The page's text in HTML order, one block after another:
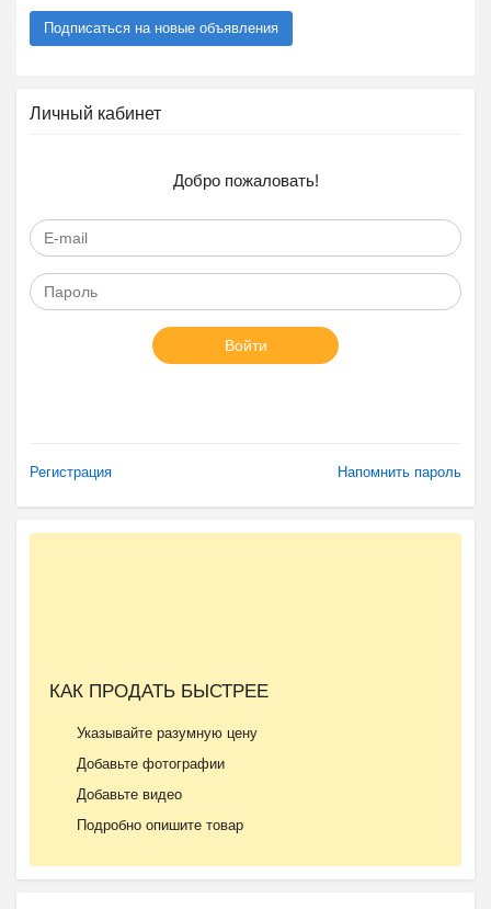
Подписаться на новые объявления
Личный кабинет
Добро пожаловать!
Войти
Регистрация Напомнить пароль
КАК ПРОДАТЬ БЫСТРЕЕ
Указывайте разумную цену
Добавьте фотографии
Добавьте видео
Подробно опишите товар